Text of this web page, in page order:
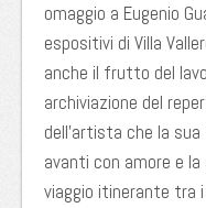
omaggio a Eugenio
espositivi di Villa
anche il frutto del
archiviazione del
dell’artista che la
avanti con amore e
viaggio itinerante tra i